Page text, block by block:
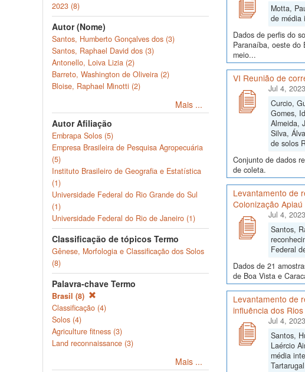
2023 (8)
Autor (Nome)
Santos, Humberto Gonçalves dos (3)
Santos, Raphael David dos (3)
Antonello, Loiva Lizia (2)
Barreto, Washington de Oliveira (2)
Bloise, Raphael Minotti (2)
Mais ...
Autor Afiliação
Embrapa Solos (5)
Empresa Brasileira de Pesquisa Agropecuária
(5)
Instituto Brasileiro de Geografia e Estatística
(1)
Universidade Federal do Rio Grande do Sul
(1)
Universidade Federal do Rio de Janeiro (1)
Classificação de tópicos Termo
Gênese, Morfologia e Classificação dos Solos
(8)
Palavra-chave Termo
Brasil (8)
Classificação (4)
Solos (4)
Agriculture fitness (3)
Land reconnaissance (3)
Mais ...
Motta,
de média
Dados de perfis do
Paranaíba, oeste do
meio...
VI Reunião de
Jul 4, 2023
Curcio,
Gomes,
Almeida,
Silva,
de solos
Conjunto de dados
de coleta.
Levantamento de
Colonização
Jul 4, 2023
Santos,
Federal
Dados de 21
de Boa Vista e
Levantamento de
influência dos
Jul 4, 2023
Santos,
Laércio
média